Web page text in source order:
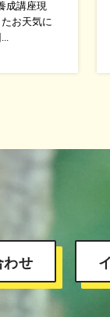
成講座現
お天気に
わせ